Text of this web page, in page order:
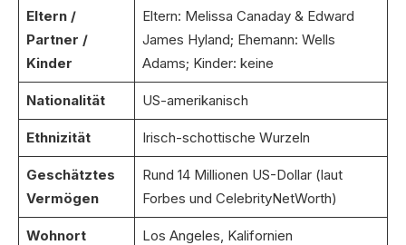
Eltern /
Partner /
Kinder
Eltern: Melissa Canaday & Edward
James Hyland; Ehemann: Wells
Adams; Kinder: keine
Nationalität US-amerikanisch
Ethnizität Irisch-schottische Wurzeln
Geschätztes
Vermögen
Rund 14 Millionen US-Dollar (laut
Forbes und CelebrityNetWorth)
Wohnort Los Angeles, Kalifornien